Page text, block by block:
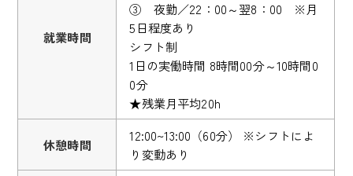
就業時間
③ 夜勤／22：00～翌8：00 ※月
5日程度あり
シフト制
1日の実働時間 8時間00分～10時間0
0分
★残業月平均20h
休憩時間
12:00~13:00（60分） ※シフトによ
り変動あり